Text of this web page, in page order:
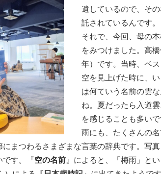
遺しているので、そ
託されているんです。
それで、今回、母の
をみつけました。高
年）です。当時、ベ
空を見上げた時に、
は何ていう名前の雲
ね。夏だったら入道
を感じることも多い
雨にも、たくさんの
にまつわるさまざまな言葉の辞典です。写
です。『空の名前 』によると、「梅雨」と